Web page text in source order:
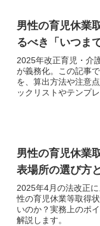
男性の育児休業
るべき「いつま
2025年改正育児・介
が義務化。この記事
を、算出方法や注意
ックリストやテンプ
男性の育児休業
表場所の選び方
2025年4月の法改正
性の育児休業等取得
いのか？実務上のポ
解説します。